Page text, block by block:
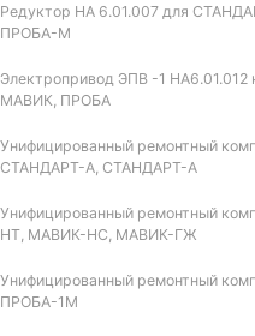
Редуктор НА 6.01.007 для
ПРОБА-М
Электропривод ЭПВ -1
МАВИК, ПРОБА
Унифицированный ремонтный
СТАНДАРТ-А, СТАНДАРТ-А
Унифицированный ремонтный
НТ, МАВИК-НС, МАВИК-ГЖ
Унифицированный ремонтный
ПРОБА-1М